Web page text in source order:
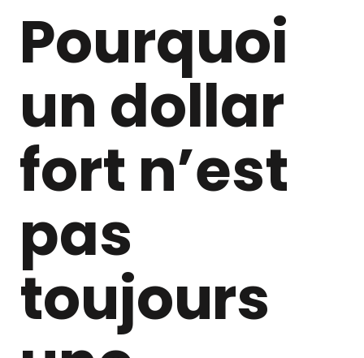
Pourquoi
un dollar
fort n’est
pas
toujours